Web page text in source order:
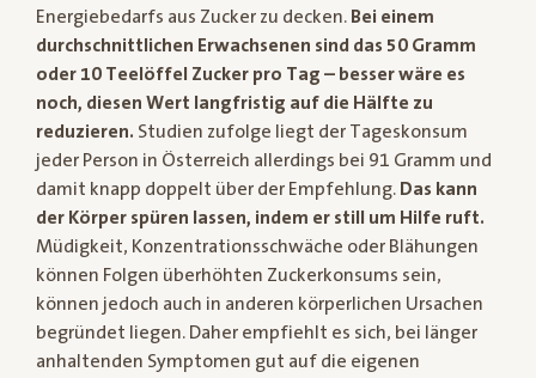
Energiebedarfs aus Zucker zu decken. Bei einem
durchschnittlichen Erwachsenen sind das 50 Gramm
oder 10 Teelöffel Zucker pro Tag – besser wäre es
noch, diesen Wert langfristig auf die Hälfte zu
reduzieren. Studien zufolge liegt der Tageskonsum
jeder Person in Österreich allerdings bei 91 Gramm und
damit knapp doppelt über der Empfehlung. Das kann
der Körper spüren lassen, indem er still um Hilfe ruft.
Müdigkeit, Konzentrationsschwäche oder Blähungen
können Folgen überhöhten Zuckerkonsums sein,
können jedoch auch in anderen körperlichen Ursachen
begründet liegen. Daher empfiehlt es sich, bei länger
anhaltenden Symptomen gut auf die eigenen